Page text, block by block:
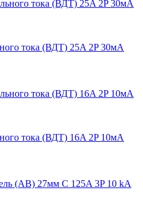
тока (ВДТ) 25A 2P 30мА
тока (ВДТ) 16A 2P 10мА